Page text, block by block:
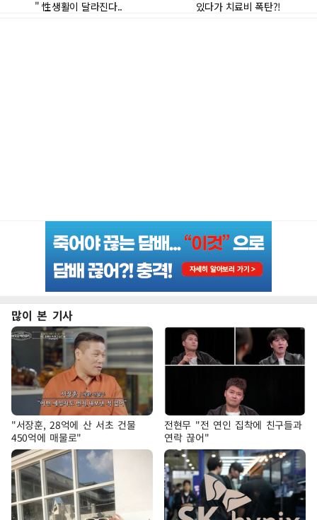
많이 본 기사
"서장훈, 28억에 산 서초 건물
450억에 매물로"
전현무 "전 연인 집착에 친구들과
연락 끊어"